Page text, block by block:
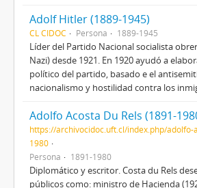
Adolf Hitler (1889-1945)
CL CIDOC Persona 1889-1945
Líder del Partido Nacional socialista
Nazi) desde 1921. En 1920 ayudó a
político del partido, basado e el
nacionalismo y hostilidad contra los
Adolfo Acosta Du Rels (1891-
https://archivocidoc.uft.cl/index.php/adolfo-
1980
Persona
1891-1980
Diplomático y escritor. Costa du Rels
públicos como: ministro de Hacienda